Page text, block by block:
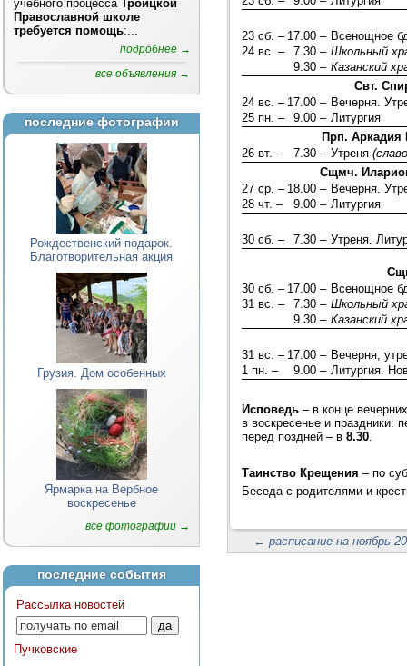
учебного процесса Троицкой
Православной школе
требуется помощь:...
подробнее →
все объявления →
последние фотографии
Рождественский подарок.
Благотворительная акция
Грузия. Дом особенных
Ярмарка на Вербное
воскресенье
все фотографии →
последние события
Рассылка новостей
Пучковские
23 сб. – 17.00 – Всенощное
24 вс. –
7.30 – Школьный
9.30 – Казанский
Свт.
24 вс. – 17.00 – Вечерня.
25 пн. –
9.00 – Литургия
Прп. Аркадия
26 вт. –
7.30 – Утреня
Сщмч.
27 ср. – 18.00 – Вечерня.
28 чт. –
9.00 – Литургия
30 сб. – 7.30 – Утреня.
30 сб. – 17.00 – Всенощное
31 вс. –
7.30 – Школьный
9.30 – Казанский
31 вс. – 17.00 – Вечерня,
1 пн. –
9.00 – Литургия.
Исповедь – в конце
в воскресенье и праздники:
перед поздней – в8.30.
Таинство Крещения – по
Беседа с родителями и
← расписание на ноябрь